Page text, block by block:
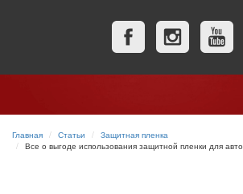
Главная Статьи
Защитная пленка
Все о выгоде использования защитной пленки для авто